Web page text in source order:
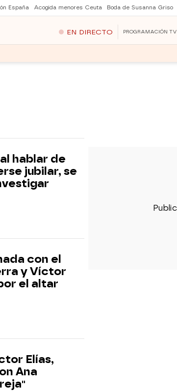
España Acogida menores Ceuta Boda de Susanna Griso
EN DIRECTO PROGRAMACIÓN TV
hablar de
jubilar, se
con el
y Víctor
el altar
Elías,
Ana